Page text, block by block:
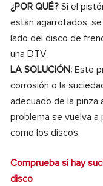
¿POR QUÉ? Si el
están agarrotados,
lado del disco de
una DTV.
LA SOLUCIÓN: Este
corrosión o la
adecuado de la pinza
problema se vuelva a
como los discos.
Comprueba si hay
disco